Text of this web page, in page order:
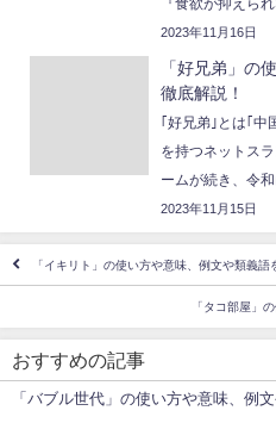
『食欲が抑えられ
2023年11月16日
「好兄弟」の
徹底解説！
｢好兄弟｣とは｢
を持つネットス
ームが続き、令和
2023年11月15日
「イキリト」の使い方や意味、例文や類義語
「タコ部屋」
おすすめの記事
「バブル世代」の使い方や意味、例